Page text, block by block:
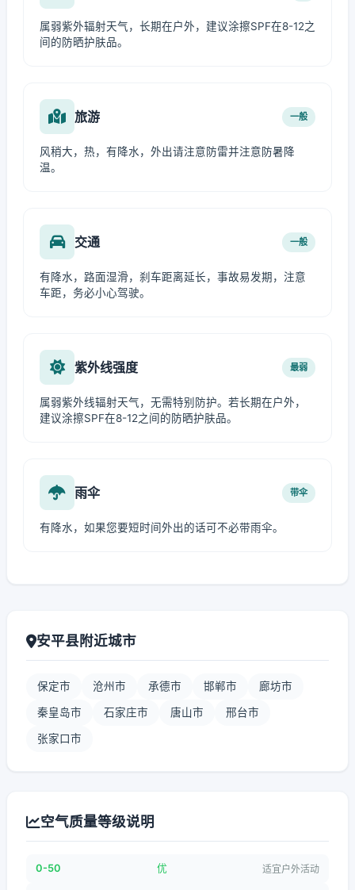
属弱紫外辐射天气，长期在户外，建议涂擦SPF在8-12之
间的防晒护肤品。
旅游 一般
风稍大，热，有降水，外出请注意防雷并注意防暑降
温。
交通 一般
有降水，路面湿滑，刹车距离延长，事故易发期，注意
车距，务必小心驾驶。
紫外线强度 最弱
属弱紫外线辐射天气，无需特别防护。若长期在户外，
建议涂擦SPF在8-12之间的防晒护肤品。
雨伞 带伞
有降水，如果您要短时间外出的话可不必带雨伞。
安平县附近城市
保定市 沧州市 承德市 邯郸市 廊坊市
秦皇岛市 石家庄市 唐山市 邢台市
张家口市
空气质量等级说明
0-50 优 适宜户外活动